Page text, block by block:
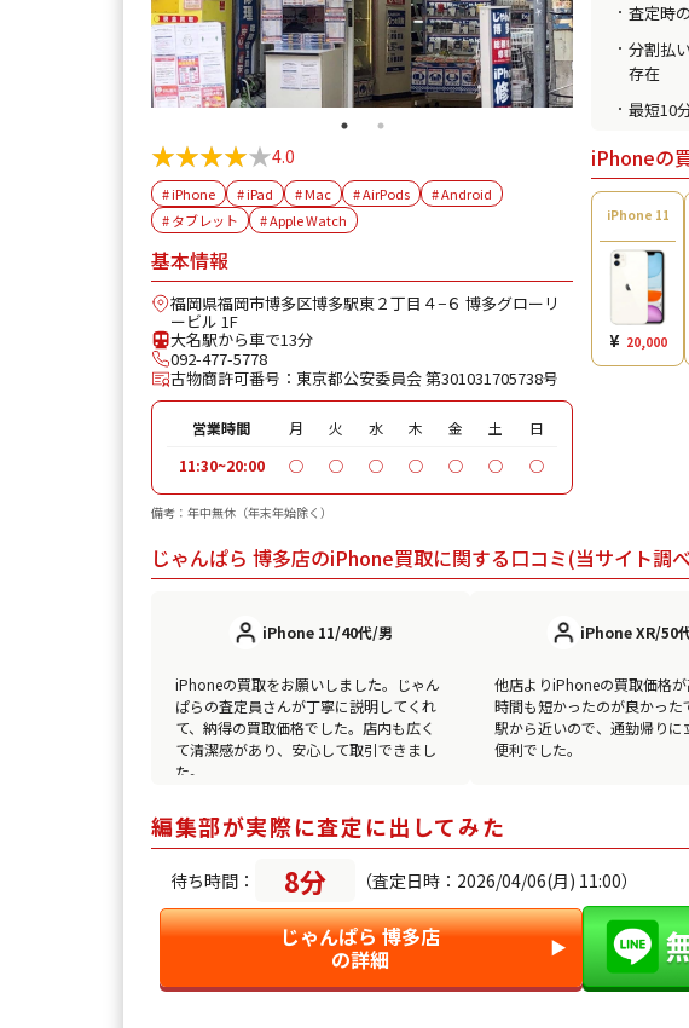
★★★★★
★★★★★4.0
# iPhone # iPad # Mac # AirPods
# Android
# タブレット
# Apple Watch
基本情報
福岡県福岡市博多区博多駅東２丁目４−６ 博多グローリ
ービル 1F
大名駅から車で13分
092-477-5778
古物商許可番号：東京都公安委員会 第301031705738号
営業時間 月 火 水 木 金 土
日
11:30~20:00
◯ ◯ ◯ ◯ ◯ ◯ ◯
備考：年中無休（年末年始除く）
査定時
分割払
存在
最短10
iPhoneの
iPhone 11
¥ 20,000
じゃんぱら 博多店のiPhone買取に関する口コミ(当サイト調
iPhone 11/40代/男
iPhoneの買取をお願いしました。じゃん
ぱらの査定員さんが丁寧に説明してくれ
て、納得の買取価格でした。店内も広く
て清潔感があり、安心して取引できまし
た。
iPhone XR/50
他店よりiPhoneの買取価格が
時間も短かったのが良かった
駅から近いので、通勤帰りに
便利でした。
編集部が実際に査定に出してみた
待ち時間： 8分 （査定日時：2026/04/06(月) 11:00）
じゃんぱら 博多店
の詳細 ▶︎